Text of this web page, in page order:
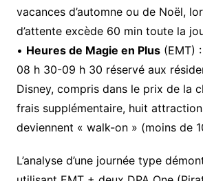
vacances d’automne ou de Noël,
d’attente excède 60 min toute la
• Heures de Magie en Plus(EMT)
08 h 30-09 h 30 réservé aux
Disney, compris dans le prix de la
frais supplémentaire, huit
deviennent « walk-on » (moins de
L’analyse d’une journée type